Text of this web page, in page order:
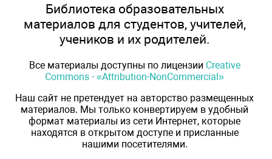
Библиотека образовательных
материалов для студентов, учителей,
учеников и их родителей.
Все материалы доступны по лицензии Creative
Commons - «Attribution-NonCommercial»
Наш сайт не претендует на авторство размещенных
материалов. Мы только конвертируем в удобный
формат материалы из сети Интернет, которые
находятся в открытом доступе и присланные
нашими посетителями.